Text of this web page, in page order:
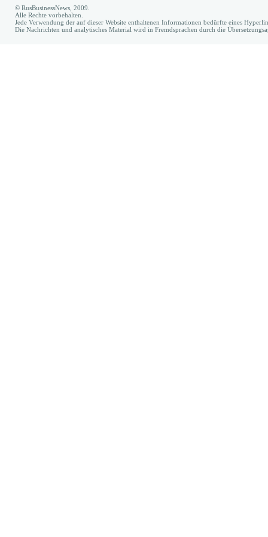
© RusBusinessNews, 2009.
Alle Rechte vorbehalten.
Jede Verwendung der auf dieser Website enthaltenen Informationen bedürfte eines
Die Nachrichten und analytisches Material wird in Fremdsprachen durch die